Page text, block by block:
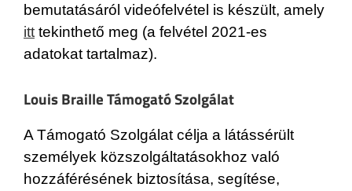
bemutatásáról videófelvétel is készült, amely
itt tekinthető meg (a felvétel 2021-es
adatokat tartalmaz).
Louis Braille Támogató Szolgálat
A Támogató Szolgálat célja a látássérült
személyek közszolgáltatásokhoz való
hozzáférésének biztosítása, segítése,